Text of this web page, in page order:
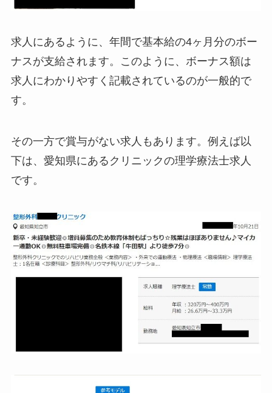
求人にあるように、年間で基本給の4ヶ月分のボー
ナスが支給されます。このように、ボーナス額は
求人にわかりやすく記載されているのが一般的で
す。
その一方で賞与がない求人もあります。例えば以
下は、愛知県にあるクリニックの理学療法士求人
です。